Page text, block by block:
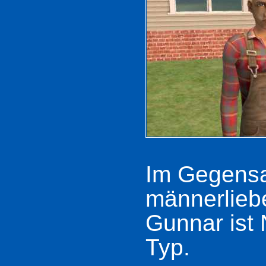
Im
Gunnar ist
Typ.